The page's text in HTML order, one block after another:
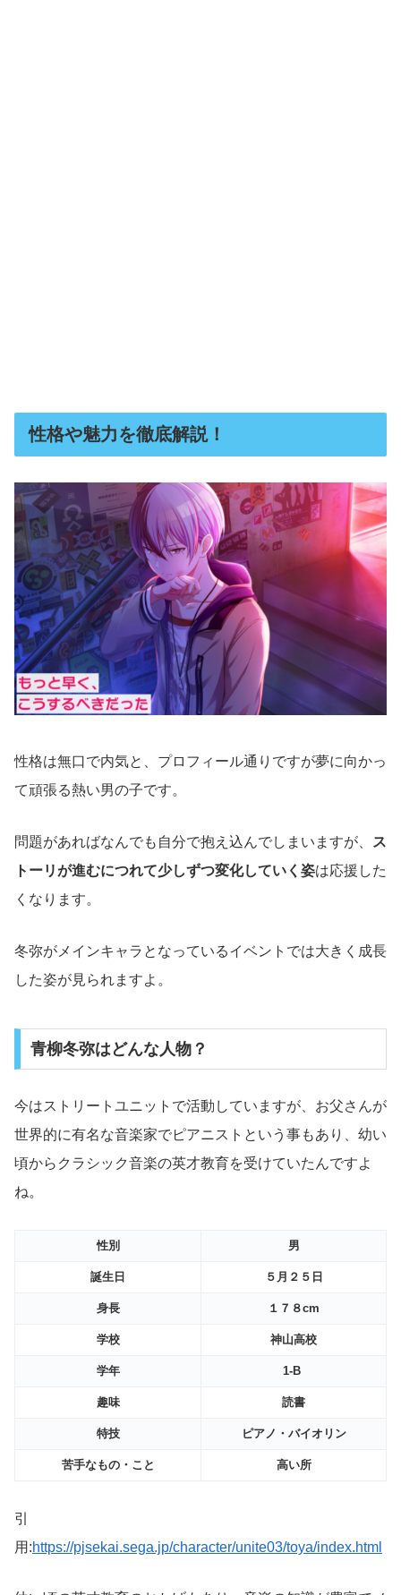
性格や魅力を徹底解説！
性格は無口で内気と、プロフィール通りですが夢に向かっ
て頑張る熱い男の子です。
問題があればなんでも自分で抱え込んでしまいますが、
ス
トーリが進むにつれて少しずつ変化していく姿は応援した
くなります。
冬弥がメインキャラとなっているイベントでは大きく成長
した姿が見られますよ。
青柳冬弥はどんな人物？
今はストリートユニットで活動していますが、お父さんが
世界的に有名な音楽家でピアニストという事もあり、幼い
頃からクラシック音楽の英才教育を受けていたんですよ
ね。
性別 男
誕生日 ５月２５日
身長 １７８cm
学校 神山高校
学年 1-B
趣味 読書
特技 ピアノ・バイオリン
苦手なもの・こと 高い所
引
用:https://pjsekai.sega.jp/character/unite03/toya/index.html